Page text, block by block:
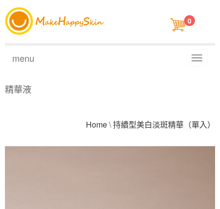
0
Toggle
menu
精華液
Home\持續型美白淡斑精華（單入）